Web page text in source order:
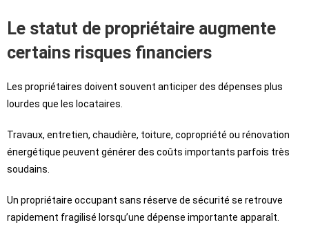
Le statut de propriétaire augmente
certains risques financiers
Les propriétaires doivent souvent anticiper des dépenses plus
lourdes que les locataires.
Travaux, entretien, chaudière, toiture, copropriété ou rénovation
énergétique peuvent générer des coûts importants parfois très
soudains.
Un propriétaire occupant sans réserve de sécurité se retrouve
rapidement fragilisé lorsqu’une dépense importante apparaît.